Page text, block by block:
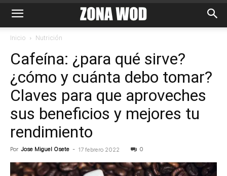
Inicio Nutrición
Cafeína: ¿para qué sirve?
¿cómo y cuánta debo tomar?
Claves para que aproveches
sus beneficios y mejores tu
rendimiento
Por Jose Miguel Osete - 17 febrero 2022 0